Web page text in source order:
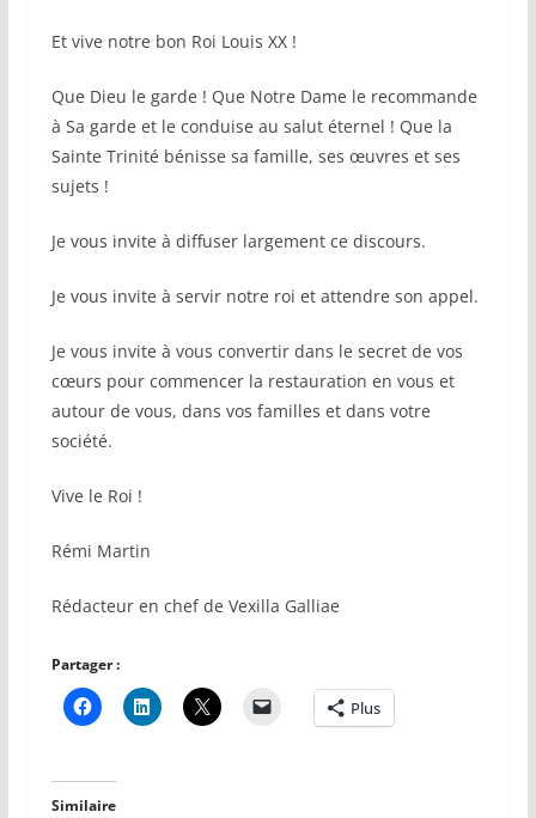
Et vive notre bon Roi Louis XX !
Que Dieu le garde ! Que Notre Dame le recommande
à Sa garde et le conduise au salut éternel ! Que la
Sainte Trinité bénisse sa famille, ses œuvres et ses
sujets !
Je vous invite à diffuser largement ce discours.
Je vous invite à servir notre roi et attendre son appel.
Je vous invite à vous convertir dans le secret de vos
cœurs pour commencer la restauration en vous et
autour de vous, dans vos familles et dans votre
société.
Vive le Roi !
Rémi Martin
Rédacteur en chef de Vexilla Galliae
Partager :
Plus
Similaire